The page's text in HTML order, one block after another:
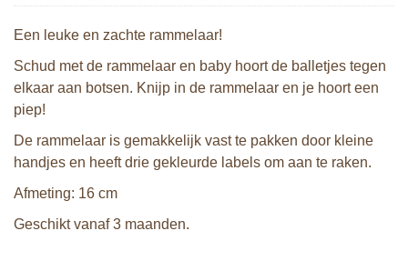
Een leuke en zachte rammelaar!
Schud met de rammelaar en baby hoort de balletjes tegen
elkaar aan botsen. Knijp in de rammelaar en je hoort een
piep!
De rammelaar is gemakkelijk vast te pakken door kleine
handjes en heeft drie gekleurde labels om aan te raken.
Afmeting: 16 cm
Geschikt vanaf 3 maanden.